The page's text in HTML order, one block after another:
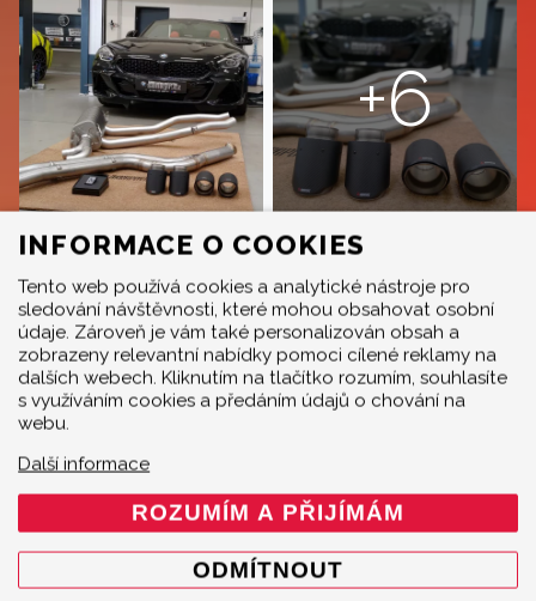
+6
DOPLŇUJÍCÍ INFORMACE
K BMW Z4 M40I (G29)
INFORMACE O COOKIES
Tento web používá cookies a analytické nástroje pro
sledování návštěvnosti, které mohou obsahovat osobní
údaje. Zároveň je vám také personalizován obsah a
zobrazeny relevantní nabídky pomoci cílené reklamy na
dalších webech. Kliknutím na tlačítko rozumím, souhlasíte
s využíváním cookies a předáním údajů o chování na
webu.
Další informace
ROZUMÍM A PŘIJÍMÁM
ODMÍTNOUT